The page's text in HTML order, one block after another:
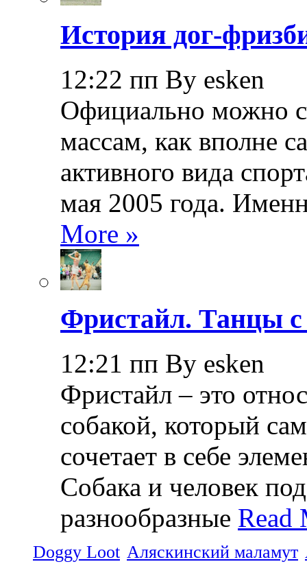
История дог-
12:22 пп By esken
Официально можно
массам, как вполне
активного вида
мая 2005 года.
More »
Фристайл. Танцы с
12:21 пп By esken
Фристайл – это
собакой, который
сочетает в себе
Собака и человек
разнообразные Read
Doggy Loot Аляскинский маламут